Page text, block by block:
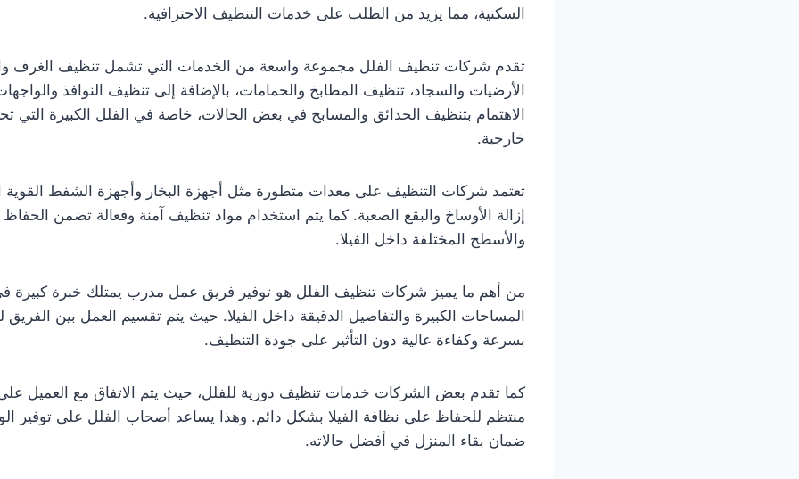
السكنية، مما يزيد من الطلب على خدمات التنظيف الاحترافية.
تقدم شركات تنظيف الفلل مجموعة واسعة من الخدمات التي تشمل تنظيف الغرف
الأرضيات والسجاد، تنظيف المطابخ والحمامات، بالإضافة إلى تنظيف النوافذ
الاهتمام بتنظيف الحدائق والمسابح في بعض الحالات، خاصة في الفلل الكبيرة
خارجية.
تعتمد شركات التنظيف على معدات متطورة مثل أجهزة البخار وأجهزة الشفط القوية
إزالة الأوساخ والبقع الصعبة. كما يتم استخدام مواد تنظيف آمنة وفعالة تضمن
والأسطح المختلفة داخل الفيلا.
من أهم ما يميز شركات تنظيف الفلل هو توفير فريق عمل مدرب يمتلك خبرة كبيرة
المساحات الكبيرة والتفاصيل الدقيقة داخل الفيلا. حيث يتم تقسيم العمل بين الفريق
بسرعة وكفاءة عالية دون التأثير على جودة التنظيف.
كما تقدم بعض الشركات خدمات تنظيف دورية للفلل، حيث يتم الاتفاق مع العميل
منتظم للحفاظ على نظافة الفيلا بشكل دائم. وهذا يساعد أصحاب الفلل على توفير
ضمان بقاء المنزل في أفضل حالاته.